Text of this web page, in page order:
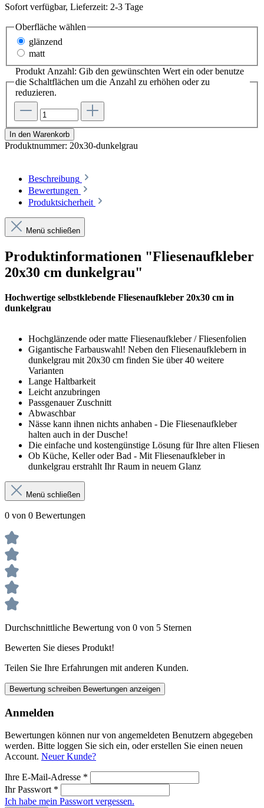
Sofort verfügbar, Lieferzeit: 2-3 Tage
Oberfläche wählen
glänzend
matt
Produkt Anzahl: Gib den gewünschten Wert ein oder benutze
die Schaltflächen um die Anzahl zu erhöhen oder zu
reduzieren.
In den Warenkorb
Produktnummer: 20x30-dunkelgrau
Beschreibung
Bewertungen
Produktsicherheit
Menü schließen
Produktinformationen "Fliesenaufkleber
20x30 cm dunkelgrau"
Hochwertige selbstklebende Fliesenaufkleber 20x30 cm in
dunkelgrau
Hochglänzende oder matte Fliesenaufkleber / Fliesenfolien
Gigantische Farbauswahl! Neben den Fliesenaufklebern in
dunkelgrau mit 20x30 cm finden Sie über 40 weitere
Varianten
Lange Haltbarkeit
Leicht anzubringen
Passgenauer Zuschnitt
Abwaschbar
Nässe kann ihnen nichts anhaben - Die Fliesenaufkleber
halten auch in der Dusche!
Die einfache und kostengünstige Lösung für Ihre alten Fliesen
Ob Küche, Keller oder Bad - Mit Fliesenaufkleber in
dunkelgrau erstrahlt Ihr Raum in neuem Glanz
Menü schließen
0 von 0 Bewertungen
Durchschnittliche Bewertung von 0 von 5 Sternen
Bewerten Sie dieses Produkt!
Teilen Sie Ihre Erfahrungen mit anderen Kunden.
Bewertung schreiben Bewertungen anzeigen
Anmelden
Bewertungen können nur von angemeldeten Benutzern abgegeben
werden. Bitte loggen Sie sich ein, oder erstellen Sie einen neuen
Account. Neuer Kunde?
Ihre E-Mail-Adresse *
Ihr Passwort *
Ich habe mein Passwort vergessen.